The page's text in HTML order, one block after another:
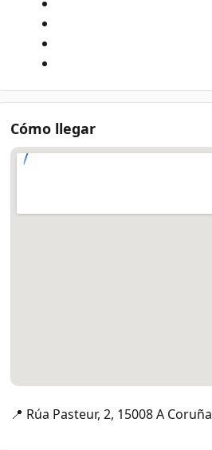
Cómo llegar
📍 Rúa Pasteur, 2, 15008 A Coruña